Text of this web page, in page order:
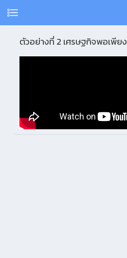
ตัวอย่างที่ 2 เศรษฐกิจพอเพียง